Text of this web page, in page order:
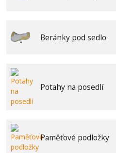
Beránky pod sedlo
Potahy na posedlí
Paměťové podložky